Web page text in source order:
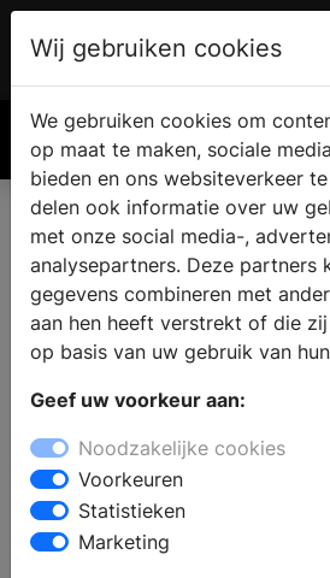
Keuken
Wij gebruiken cookies
We gebruiken cookies om
op maat te maken, sociale
bieden en ons websiteverkeer
delen ook informatie over uw
met onze social media-,
analysepartners. Deze partners
gegevens combineren met
aan hen heeft verstrekt of die
op basis van uw gebruik van
Geef uw voorkeur aan:
Noodzakelijke cookies
Voorkeuren
Statistieken
Marketing